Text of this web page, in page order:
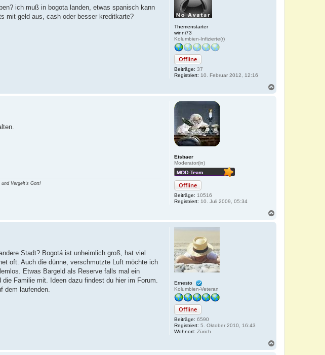
Themenstarter
winni73
Kolumbien-Infizierte(r)
Offline
Beiträge: 37
Registriert: 10. Februar 2012, 12:16
ich muß in bogota landen, etwas spanisch kann
mit geld aus, cash oder besser kreditkarte?
Eisbaer
Moderator(in)
Offline
Beiträge: 10516
Registriert: 10. Juli 2009, 05:34
und Vergelt's Gott!
Ernesto
Kolumbien-Veteran
Offline
Beiträge: 6590
Registriert: 5. Oktober 2010, 16:43
Wohnort: Zürich
Stadt? Bogotá ist unheimlich groß, hat viel
oft. Auch die dünne, verschmutzte Luft möchte ich
Etwas Bargeld als Reserve falls mal ein
Familie mit. Ideen dazu findest du hier im Forum.
dem laufenden.